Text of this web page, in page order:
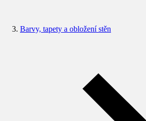
Barvy, tapety a obložení stěn